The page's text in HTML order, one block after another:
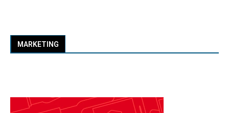
MARKETING